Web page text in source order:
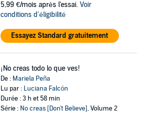
5,99 €/mois après l'essai. Voir
conditions d'éligibilité
Essayez Standard gratuitement
¡No creas todo lo que ves!
De : Mariela Peña
Lu par : Luciana Falcón
Durée : 3 h et 58 min
Série : No creas [Don't Believe], Volume 2